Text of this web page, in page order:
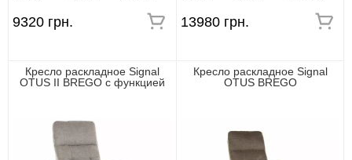
9320 грн. 13980 грн.
Кресло раскладное Signal
OTUS II BREGO с функцией
Кресло раскладное Signal
OTUS BREGO